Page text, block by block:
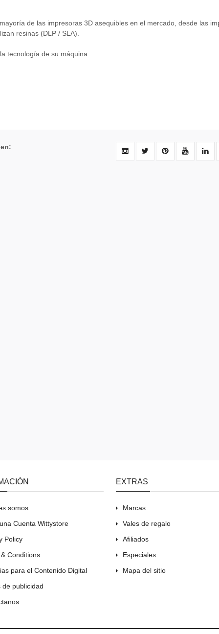
de las impresoras 3D asequibles en el mercado, desde las
resinas (DLP / SLA).
tecnología de su máquina.
somos
Cuenta Wittystore
Policy
Conditions
para el Contenido Digital
de publicidad
EXTRAS
Marcas
Vales de regalo
Afiliados
Especiales
Mapa del sitio